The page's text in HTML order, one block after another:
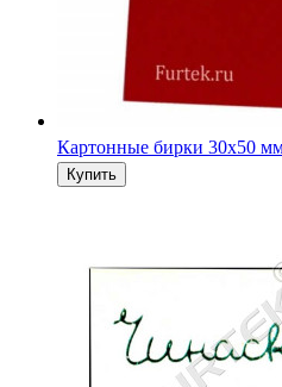
Картонные бирки 30х50